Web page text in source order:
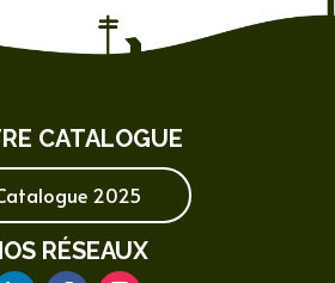
CATALOGUE
2025
RÉSEAUX